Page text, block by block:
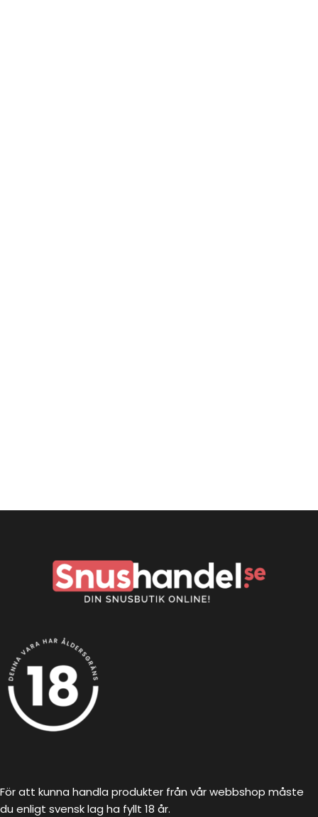
För att kunna handla produkter från vår webbshop måste
du enligt svensk lag ha fyllt 18 år.